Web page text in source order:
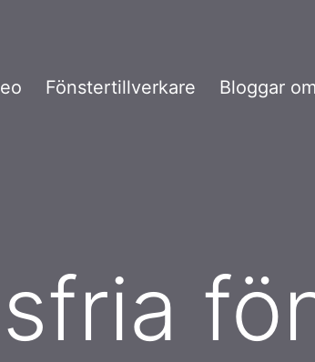
Fönstertillverkare Bloggar